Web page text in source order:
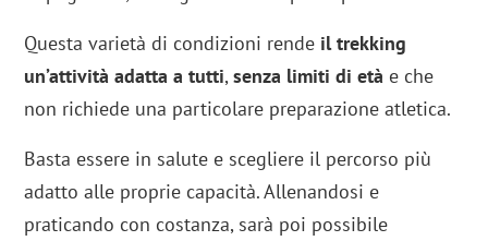
Questa varietà di condizioni rende il trekking
un’attività adatta a tutti,senza limiti di età e che
non richiede una particolare preparazione atletica.
Basta essere in salute e scegliere il percorso più
adatto alle proprie capacità. Allenandosi e
praticando con costanza, sarà poi possibile